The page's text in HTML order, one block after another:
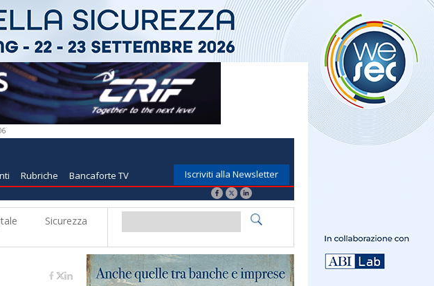
Rubriche Bancaforte TV Iscriviti alla Newsletter
Sicurezza